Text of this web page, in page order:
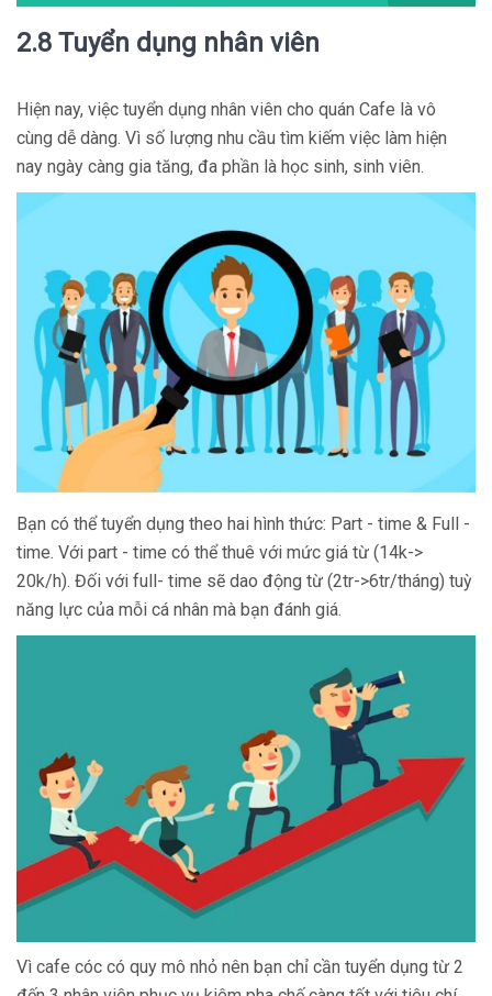
2.8 Tuyển dụng nhân viên
Hiện nay, việc tuyển dụng nhân viên cho quán Cafe là vô
cùng dễ dàng. Vì số lượng nhu cầu tìm kiếm việc làm hiện
nay ngày càng gia tăng, đa phần là học sinh, sinh viên.
Bạn có thể tuyển dụng theo hai hình thức: Part - time & Full -
time. Với part - time có thể thuê với mức giá từ (14k->
20k/h). Đối với full- time sẽ dao động từ (2tr->6tr/tháng) tuỳ
năng lực của mỗi cá nhân mà bạn đánh giá.
Vì cafe cóc có quy mô nhỏ nên bạn chỉ cần tuyển dụng từ 2